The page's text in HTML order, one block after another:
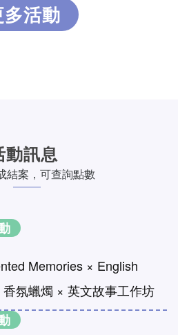
多活動
動訊息
結案，可查詢點數
Memories × English
氛蠟燭 × 英文故事工作坊